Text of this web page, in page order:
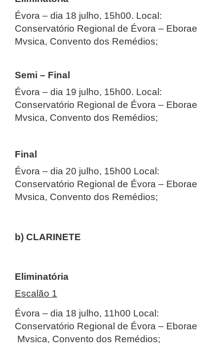
Évora – dia 18 julho, 15h00. Local:
Conservatório Regional de Évora – Eborae
Mvsica, Convento dos Remédios;
Semi – Final
Évora – dia 19 julho, 15h00. Local:
Conservatório Regional de Évora – Eborae
Mvsica, Convento dos Remédios;
Final
Évora – dia 20 julho, 15h00 Local:
Conservatório Regional de Évora – Eborae
Mvsica, Convento dos Remédios;
b) CLARINETE
Eliminatória
Escalão 1
Évora – dia 18 julho, 11h00 Local:
Conservatório Regional de Évora – Eborae
Mvsica, Convento dos Remédios;